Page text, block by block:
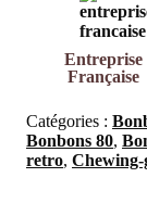
Entreprise
Française
Catégories :
Bonbons 80,
retro, Chewing-